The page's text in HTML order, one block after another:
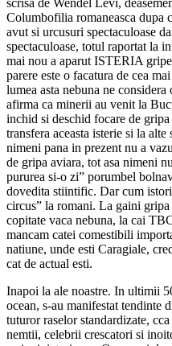
Columbofilia romaneasca dupa
avut si urcusuri spectaculoase
spectaculoase, totul raportat la
mai nou a aparut ISTERIA
parere este o facatura de cea
lumea asta nebuna ne
afirma ca minerii au venit la
inchid si deschid focare de
transfera aceasta isterie si la
nimeni pana in prezent nu a
de gripa aviara, tot asa nimeni
pururea si-o zi” porumbel
dovedita stiintific. Dar cum
circus” la romani. La gaini
copitate vaca nebuna, la cai
mancam catei comestibili
natiune, unde esti Caragiale,
cat de actual esti.
Inapoi la ale noastre. In ultimii
ocean, s-au manifestat tendinte
tuturor raselor standardizate,
nemtii, celebrii crescatori si